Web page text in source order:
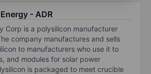
- ADR
Corp is a polysilicon manufacturer
company manufactures and sells
to manufacturers who use it to
and modules for solar power
is packaged to meet crucible